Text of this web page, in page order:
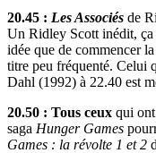
20.45 : Les Associés de
Un Ridley Scott inédit,
idée que de commencer
titre peu fréquenté. Celui
Dahl (1992) à 22.40 est
20.50 : Tous ceux qui
saga Hunger Games
Games : la révolte 1 et 2